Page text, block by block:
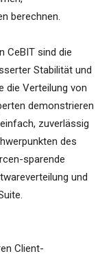
berechnen.
CeBIT sind die
Stabilität und
die Verteilung von
demonstrieren
zuverlässig
des
sparende
und
Client-